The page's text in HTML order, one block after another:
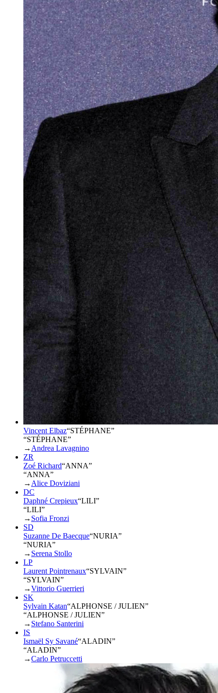
Vincent Elbaz“STÉPHANE”
“STÉPHANE”
→ Andrea Lavagnino
ZR
Zoé Richard“ANNA”
“ANNA”
→ Alice Doviziani
DC
Daphné Crepieux“LILI”
“LILI”
→ Sofia Fronzi
SD
Suzanne De Baecque“NURIA”
“NURIA”
→ Serena Stollo
LP
Laurent Pointrenaux“SYLVAIN”
“SYLVAIN”
→Vittorio Guerrieri
SK
Sylvain Katan“ALPHONSE / JULIEN”
“ALPHONSE / JULIEN”
→ Stefano Santerini
IS
Ismaël Sy Savané“ALADIN”
“ALADIN”
→Carlo Petruccetti